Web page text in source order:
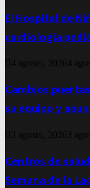
El Hospital de
cardiología
4 agosto, 20264
Cambios
su equipo y
3 agosto, 2026 3
Centros de
Semana de la